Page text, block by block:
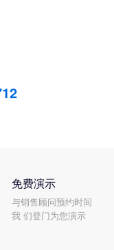
免费演示
与销售顾问预约时间
我 们登门为您演示